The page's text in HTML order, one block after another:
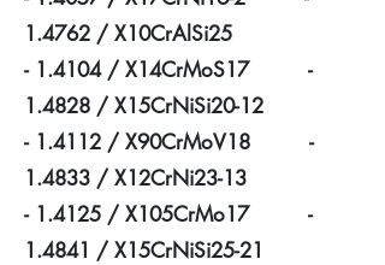
1.4762 / X10CrAlSi25
- 1.4104 / X14CrMoS17 -
1.4828 / X15CrNiSi20-12
- 1.4112 / X90CrMoV18 -
1.4833 / X12CrNi23-13
- 1.4125 / X105CrMo17 -
1.4841 / X15CrNiSi25-21